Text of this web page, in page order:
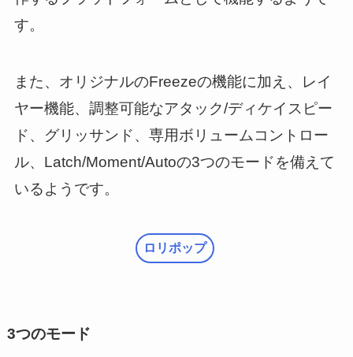
す。
また、オリジナルのFreezeの機能に加え、レイ
ヤー機能、調整可能なアタック/ディケイスピー
ド、グリッサンド、専用ボリュームコントロー
ル、Latch/Moment/Autoの3つのモードを備えて
いるようです。
ロリポップ
3つのモード